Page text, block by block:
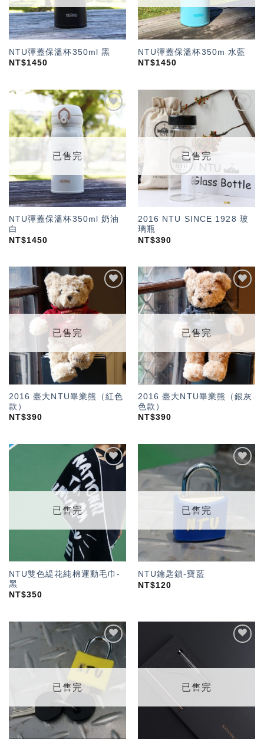
NTU彈蓋保溫杯350ml 黑
NT$1450
NTU彈蓋保溫杯350m 水藍
NT$1450
加入
「願
望輕
已售完
NTU彈蓋保溫杯350ml 奶油
白
NT$1450
加入
「願
望輕
已售完
2016 NTU SINCE 1928 玻
璃瓶
NT$390
望輕
已售完
2016 臺大NTU畢業熊（紅色
款）
NT$390
「願
望輕
已售完
2016 臺大NTU畢業熊（銀灰
色款）
NT$390
望輕
已售完
NTU雙色緹花純棉運動毛巾-
黑
NT$350
望輕
已售完
NTU鑰匙鎖-寶藍
NT$120
加入
「願
望輕
已售完
望輕
已售完